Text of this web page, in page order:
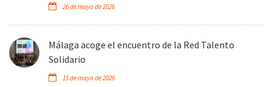
26 de mayo de 2026
Málaga acoge el encuentro de la Red Talento
Solidario
15 de mayo de 2026